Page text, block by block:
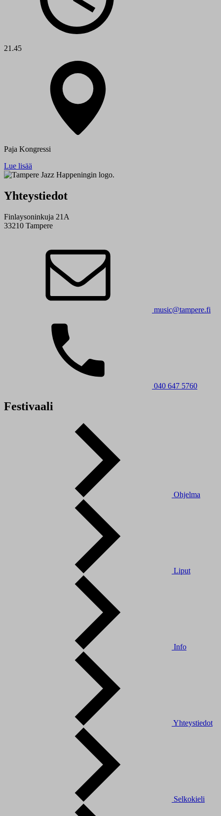
21.45
Paja Kongressi
Lue lisää
Yhteystiedot
Finlaysoninkuja 21A
33210 Tampere
music@tampere.fi
040 647 5760
Festivaali
Ohjelma
Liput
Info
Yhteystiedot
Selkokieli